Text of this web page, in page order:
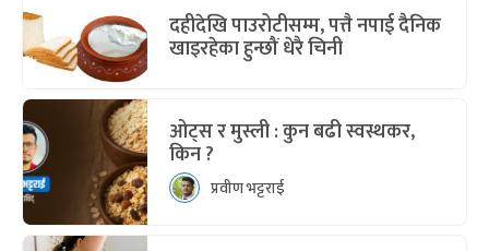
दहीदेखि पाउरोटीसम्म, पत्तै नपाई दैनिक
खाइरहेका हुन्छौं धेरै चिनी
ओट्स र मुस्ली : कुन बढी स्वस्थकर,
किन ?
प्रवीण भट्टराई